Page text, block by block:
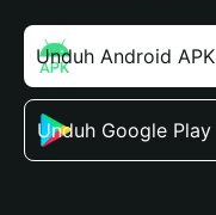
Unduh Android APK
Unduh Google Play